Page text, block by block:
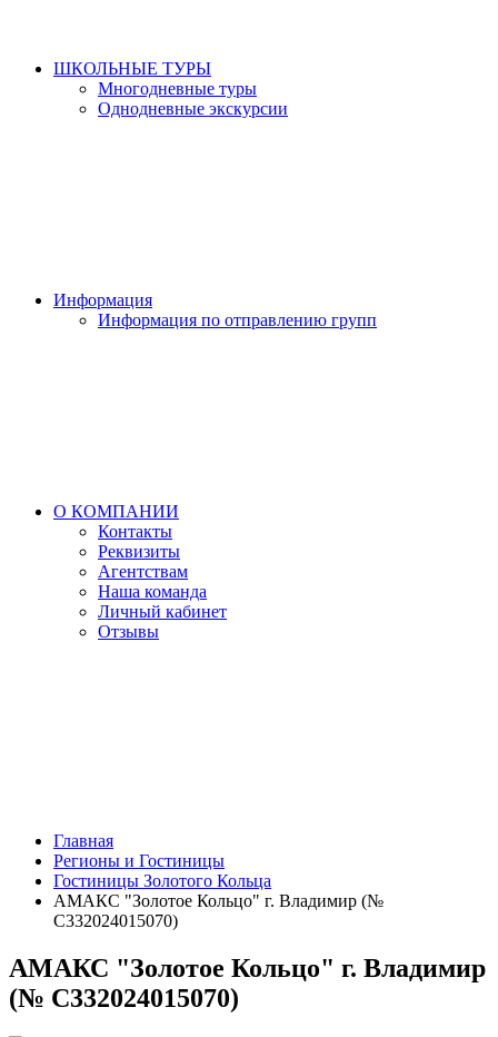
ШКОЛЬНЫЕ ТУРЫ
Многодневные туры
Однодневные экскурсии
Информация
Информация по отправлению групп
О КОМПАНИИ
Контакты
Реквизиты
Агентствам
Наша команда
Личный кабинет
Отзывы
Главная
Регионы и Гостиницы
Гостиницы Золотого Кольца
АМАКС "Золотое Кольцо" г. Владимир (№
С332024015070)
АМАКС "Золотое Кольцо" г. Владимир
(№ С332024015070)